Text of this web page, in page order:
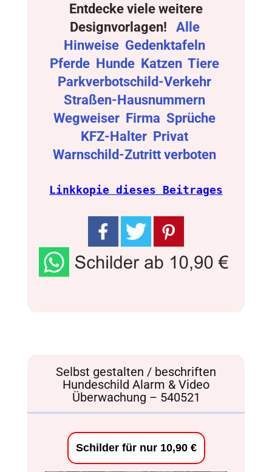
Entdecke viele weitere
Designvorlagen!
Alle
Hinweise Gedenktafeln
Pferde Hunde Katzen Tiere
Parkverbotschild-Verkehr
Straßen-Hausnummern
Wegweiser Firma Sprüche
KFZ-Halter Privat
Warnschild-Zutritt verboten
Linkkopie dieses Beitrages
Selbst gestalten / beschriften
Hundeschild Alarm & Video
Überwachung – 540521
Schilder für nur 10,90 €